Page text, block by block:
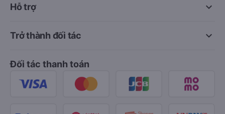
keyboard_arrow_down
Hỗ trợ
keyboard_arrow_down
Trở thành đối tác
Đối tác thanh toán